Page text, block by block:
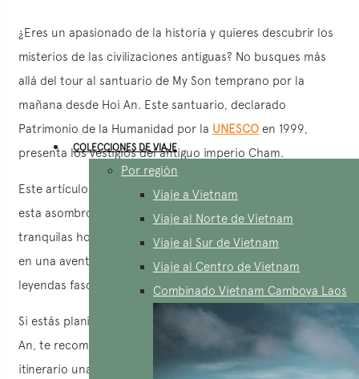
COLECCIONES DE VIAJE
Por región
Viaje a Vietnam
Viaje al Norte de Vietnam
Viaje al Sur de Vietnam
Viaje al Centro de Vietnam
Combinado Vietnam Camboya Laos
¿Eres un apasionado de la historia y quieres descubrir los
misterios de las civilizaciones antiguas? No busques más
allá del tour al santuario de My Son temprano por la
mañana desde Hoi An. Este santuario, declarado
Patrimonio de la Humanidad por la UNESCO en 1999,
presenta los vestigios del antiguo imperio Cham.
Este artículo te guiará en un viaje mientras exploramos
esta asombrosa maravilla arqueológica durante las
tranquilas horas del amanecer. Prepárate para embarcarte
en una aventura mágica llena de templos impresionantes,
leyendas fascinantes y un rico patrimonio cultural.
Si estás planificando tu viaje a Vietnam
y vas a visitar Hoi
An, te recomendamos encarecidamente incluir en tu
itinerario una visita privada a Santuario de My Son